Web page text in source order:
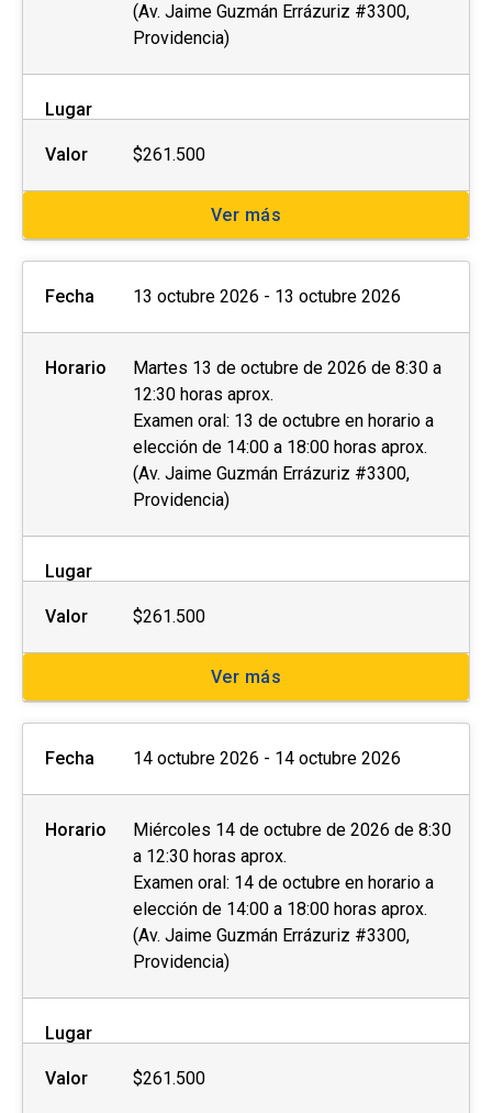
(Av. Jaime Guzmán Errázuriz #3300,
Providencia)
Lugar
Valor $261.500
Ver más
Fecha 13 octubre 2026 - 13 octubre 2026
Horario
Martes 13 de octubre de 2026 de 8:30 a
12:30 horas aprox.
Examen oral: 13 de octubre en horario a
elección de 14:00 a 18:00 horas aprox.
(Av. Jaime Guzmán Errázuriz #3300,
Providencia)
Lugar
Valor $261.500
Ver más
Fecha 14 octubre 2026 - 14 octubre 2026
Horario
Miércoles 14 de octubre de 2026 de 8:30
a 12:30 horas aprox.
Examen oral: 14 de octubre en horario a
elección de 14:00 a 18:00 horas aprox.
(Av. Jaime Guzmán Errázuriz #3300,
Providencia)
Lugar
Valor $261.500